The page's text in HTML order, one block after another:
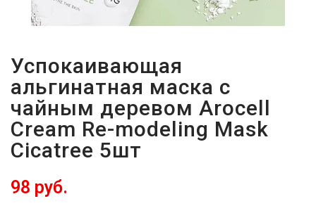
Успокаивающая
альгинатная маска c
чайным деревом Arocell
Cream Re-modeling Mask
Cicatree 5шт
98 руб.